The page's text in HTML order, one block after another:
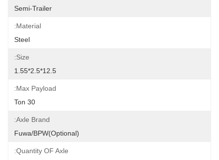
Semi-Trailer
Material:
Steel
Size:
12.5*2.5*1.55
Max Payload:
30 Ton
Axle Brand:
Fuwa/BPW(Optional)
Quantity OF Axle: